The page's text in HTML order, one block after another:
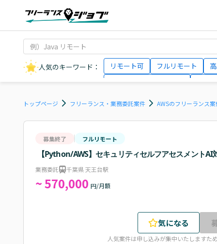
人気のキーワード： リモート可 フルリモート
AIエンジニア
トップページ フリーランス・業務委託案件 AWSのフリーランス
募集終了 フルリモート
【Python/AWS】セキュリティセルフアセスメントAI
業務委託 千葉県 天王台駅
~ 570,000 円/月額
気になる
人気案件は申し込みが集中いたしますた